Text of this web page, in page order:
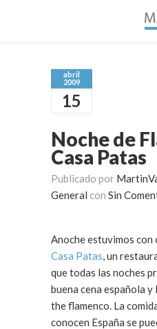
abril
2009
15
Noche de
Casa Patas
Publicado por
General con Sin
Anoche estuvimos con
Casa Patas, un
que todas las noches
buena cena española
the flamenco. La comida es lo que los que
conocen España se